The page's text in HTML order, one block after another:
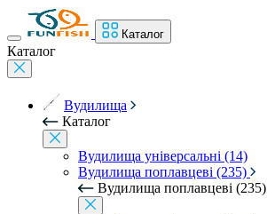
Каталог
Каталог
Вудилища
Каталог
Вудилища універсальні (14)
Вудилища поплавцеві (235)
Вудилища поплавцеві (235)